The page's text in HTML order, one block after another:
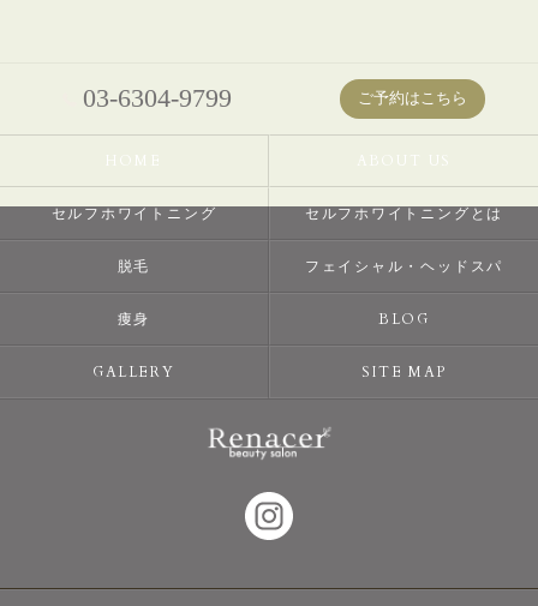
03-6304-9799 ご予約はこちら
HOME ABOUT US
セルフホワイトニング セルフホワイトニングとは
脱毛 フェイシャル・ヘッドスパ
痩身 BLOG
GALLERY SITE MAP